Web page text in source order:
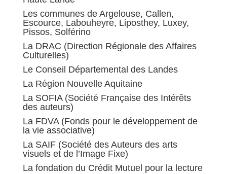
Les communes de Argelouse, Callen,
Escource, Labouheyre, Liposthey, Luxey,
Pissos, Solférino
La DRAC (Direction Régionale des Affaires
Culturelles)
Le Conseil Départemental des Landes
La Région Nouvelle Aquitaine
La SOFIA (Société Française des Intérêts
des auteurs)
La FDVA (Fonds pour le développement de
la vie associative)
La SAIF (Société des Auteurs des arts
visuels et de l’Image Fixe)
La fondation du Crédit Mutuel pour la lecture